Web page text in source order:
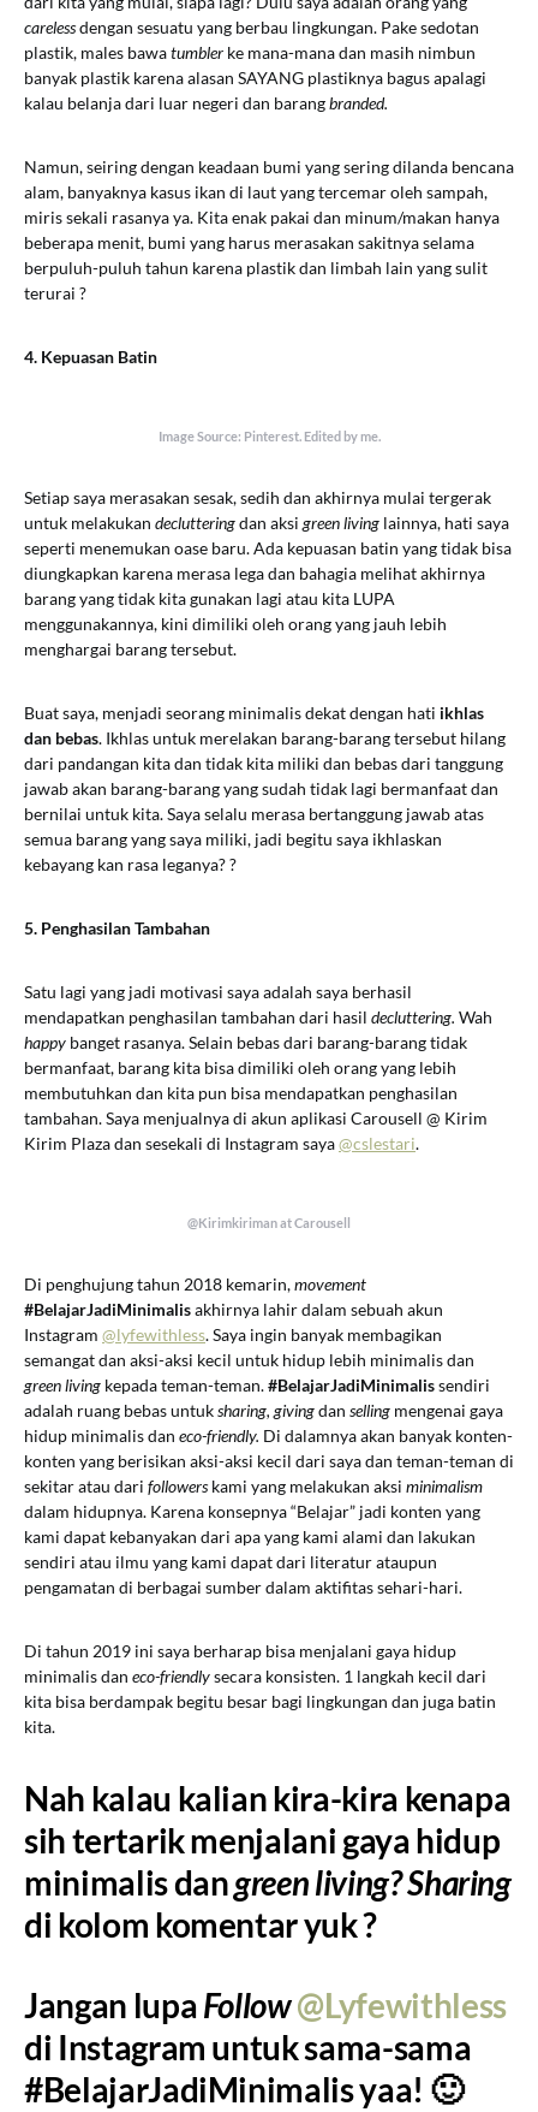
carelessdengan sesuatu yang berbau lingkungan. Pake sedotan
plastik, males bawatumbler ke mana-mana dan masih nimbun
banyak plastik karena alasan SAYANG plastiknya bagus apalagi
kalau belanja dari luar negeri dan barangbranded.
Namun, seiring dengan keadaan bumi yang sering dilanda bencana
alam, banyaknya kasus ikan di laut yang tercemar oleh sampah,
miris sekali rasanya ya. Kita enak pakai dan minum/makan hanya
beberapa menit, bumi yang harus merasakan sakitnya selama
berpuluh-puluh tahun karena plastik dan limbah lain yang sulit
terurai ?
4. Kepuasan Batin
Image Source: Pinterest. Edited by me.
Setiap saya merasakan sesak, sedih dan akhirnya mulai tergerak
untuk melakukan declutteringdan aksi green living lainnya, hati saya
seperti menemukan oase baru. Ada kepuasan batin yang tidak bisa
diungkapkan karena merasa lega dan bahagia melihat akhirnya
barang yang tidak kita gunakan lagi atau kita LUPA
menggunakannya, kini dimiliki oleh orang yang jauh lebih
menghargai barang tersebut.
Buat saya, menjadi seorang minimalis dekat dengan hati ikhlas
dan bebas. Ikhlas untuk merelakan barang-barang tersebut hilang
dari pandangan kita dan tidak kita miliki dan bebas dari tanggung
jawab akan barang-barang yang sudah tidak lagi bermanfaat dan
bernilai untuk kita. Saya selalu merasa bertanggung jawab atas
semua barang yang saya miliki, jadi begitu saya ikhlaskan
kebayang kan rasa leganya? ?
5. Penghasilan Tambahan
Satu lagi yang jadi motivasi saya adalah saya berhasil
mendapatkan penghasilan tambahan dari hasil decluttering. Wah
happy banget rasanya. Selain bebas dari barang-barang tidak
bermanfaat, barang kita bisa dimiliki oleh orang yang lebih
membutuhkan dan kita pun bisa mendapatkan penghasilan
tambahan. Saya menjualnya di akun aplikasi Carousell @ Kirim
Kirim Plaza dan sesekali di Instagram saya@cslestari.
@Kirimkiriman at Carousell
Di penghujung tahun 2018 kemarin,movement
#BelajarJadiMinimalisakhirnya lahir dalam sebuah akun
Instagram @lyfewithless. Saya ingin banyak membagikan
semangat dan aksi-aksi kecil untuk hidup lebih minimalis dan
green living kepada teman-teman.#BelajarJadiMinimalissendiri
adalah ruang bebas untuksharing, givingdan selling mengenai gaya
hidup minimalis dan eco-friendly. Di dalamnya akan banyak konten-
konten yang berisikan aksi-aksi kecil dari saya dan teman-teman di
sekitar atau dari followerskami yang melakukan aksi minimalism
dalam hidupnya. Karena konsepnya “Belajar” jadi konten yang
kami dapat kebanyakan dari apa yang kami alami dan lakukan
sendiri atau ilmu yang kami dapat dari literatur ataupun
pengamatan di berbagai sumber dalam aktifitas sehari-hari.
Di tahun 2019 ini saya berharap bisa menjalani gaya hidup
minimalis dan eco-friendlysecara konsisten. 1 langkah kecil dari
kita bisa berdampak begitu besar bagi lingkungan dan juga batin
kita.
Nah kalau kalian kira-kira kenapa
sih tertarik menjalani gaya hidup
minimalis dangreen living? Sharing
di kolom komentar yuk ?
Jangan lupaFollow@Lyfewithless
di Instagram untuk sama-sama
#BelajarJadiMinimalis yaa! 🙂